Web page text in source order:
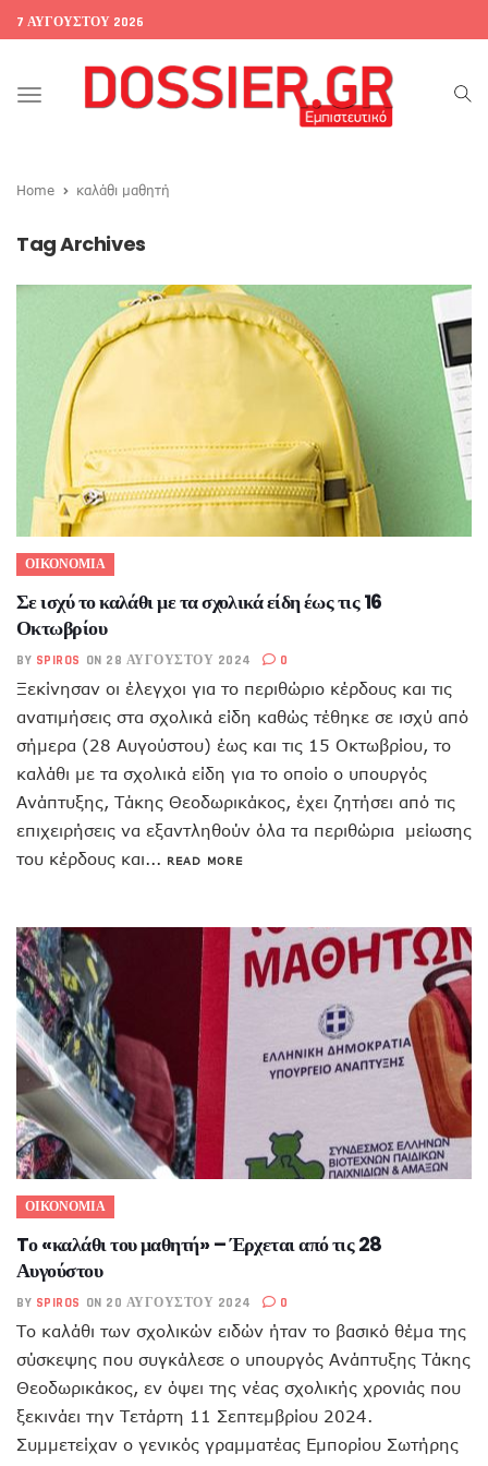
7 ΑΥΓΟΎΣΤΟΥ 2026
Toggle
Home καλάθι μαθητή
Tag Archives
ΟΙΚΟΝΟΜΙΑ
Σε ισχύ το καλάθι με τα σχολικά είδη έως τις 16
Οκτωβρίου
BY SPIROS ON 28 ΑΥΓΟΎΣΤΟΥ 2024 0
Ξεκίνησαν οι έλεγχοι για το περιθώριο κέρδους και τις
ανατιμήσεις στα σχολικά είδη καθώς τέθηκε σε ισχύ από
σήμερα (28 Αυγούστου) έως και τις 15 Οκτωβρίου, το
καλάθι με τα σχολικά είδη για το οποίο ο υπουργός
Ανάπτυξης, Τάκης Θεοδωρικάκος, έχει ζητήσει από τις
επιχειρήσεις να εξαντληθούν όλα τα περιθώρια μείωσης
του κέρδους και... READ MORE
ΟΙΚΟΝΟΜΙΑ
Tο «καλάθι του μαθητή» – Έρχεται από τις 28
Αυγούστου
BY SPIROS ON 20 ΑΥΓΟΎΣΤΟΥ 2024 0
Το καλάθι των σχολικών ειδών ήταν το βασικό θέμα της
σύσκεψης που συγκάλεσε ο υπουργός Ανάπτυξης Τάκης
Θεοδωρικάκος, εν όψει της νέας σχολικής χρονιάς που
ξεκινάει την Τετάρτη 11 Σεπτεμβρίου 2024.
Συμμετείχαν ο γενικός γραμματέας Εμπορίου Σωτήρης